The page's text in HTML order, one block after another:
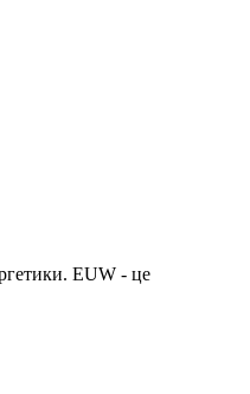
EUW - це